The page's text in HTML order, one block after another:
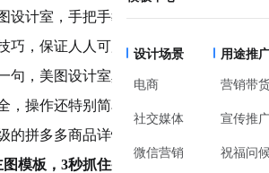
设计场景
电商
社交媒体
微信营销
用途推
营销带
宣传推
祝福问
设计室，手把手教你5个超实用的拼多
巧，保证人人可用，快速上手。
，美图设计室真的是做电商设计的神
，操作还特别简单，就算你是设计小白
的拼多多商品详情页。
模板，3秒抓住买家注意力